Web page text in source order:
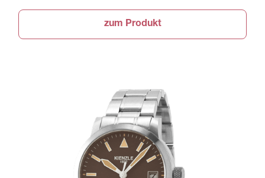
zum Produkt